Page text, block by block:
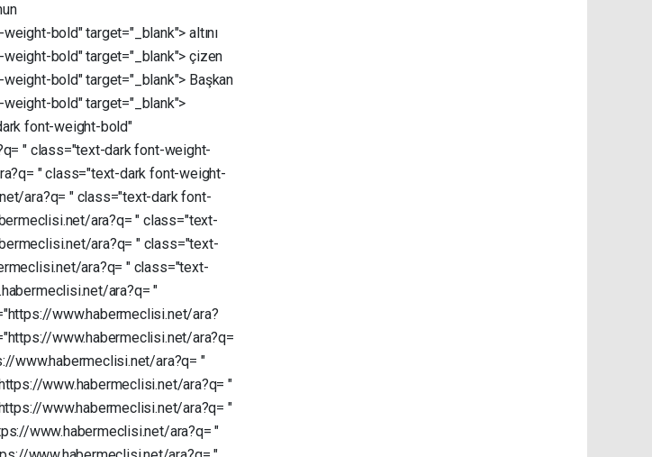
weight-bold"target="_blank">altını
weight-bold"target="_blank">çizen
weight-bold"target="_blank"> Başkan
weight-bold"target="_blank">
font-weight-bold"
" class="text-darkfont-weight-
"class="text-darkfont-weight-
ara?q= " class="text-darkfont-
ara?q="class="text-
ara?q=" class="text-
ara?q=" class="text-
ara?q="
www.habermeclisi.net/ara?
www.habermeclisi.net/ara?q=
www.habermeclisi.net/ara?q= "
www.habermeclisi.net/ara?q= "
www.habermeclisi.net/ara?q= "
www.habermeclisi.net/ara?q="